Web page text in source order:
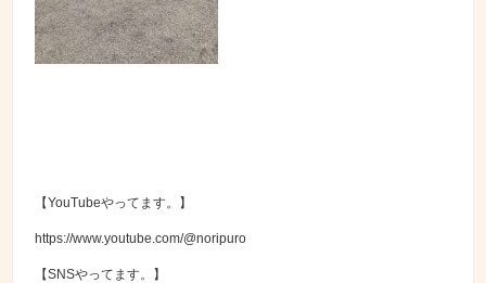
【YouTubeやってます。】
https://www.youtube.com/@noripuro
【SNSやってます。】